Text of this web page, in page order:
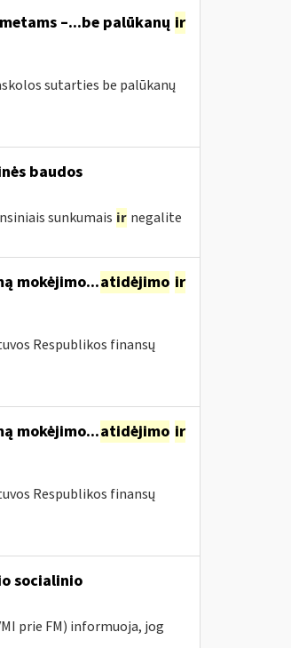
metams –...be palūkanų ir
sutarties be palūkanų
baudos
sunkumais ir negalite
mokėjimo...atidėjimo ir
Respublikos finansų
mokėjimo...atidėjimo ir
Respublikos finansų
socialinio
prie FM) informuoja, jog